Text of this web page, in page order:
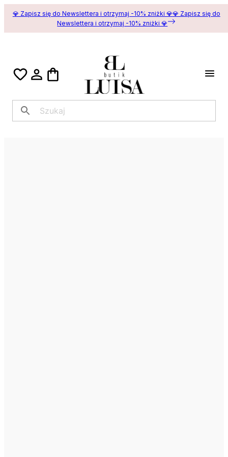
💎 Zapisz się do Newslettera i otrzymaj -10% zniżki 💎💎 Zapisz się do
Newslettera i otrzymaj -10% zniżki 💎